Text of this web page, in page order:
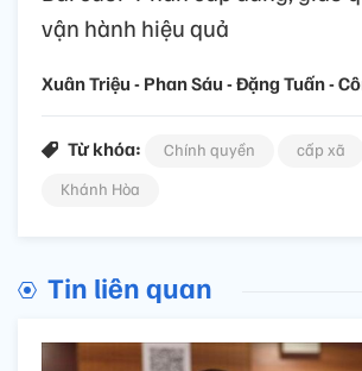
vận hành hiệu quả
Xuân Triệu - Phan Sáu - Đặng Tuấn -
Từ khóa: Chính quyền cấp xã
Khánh Hòa
Tin liên quan